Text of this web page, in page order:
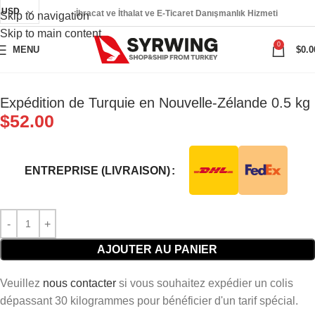
Skip to navigation
Skip to main content
USD İhracat ve İthalat ve E-Ticaret Danışmanlık Hizmeti
MENU
0
$
Expédition de Turquie en Nouvelle-Zélande 0.5 kg
$52.00
ENTREPRISE (LIVRAISON)
AJOUTER AU PANIER
Veuillez nous contacter si vous souhaitez expédier un colis
dépassant 30 kilogrammes pour bénéficier d'un tarif spécial.